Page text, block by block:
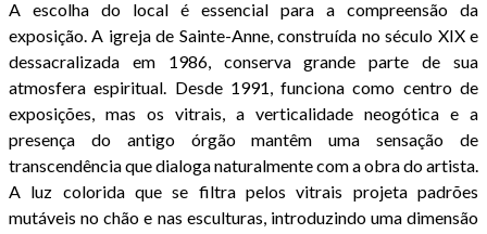
A escolha do local é essencial para a compreensão da
exposição. A igreja de Sainte-Anne, construída no século XIX e
dessacralizada em 1986, conserva grande parte de sua
atmosfera espiritual. Desde 1991, funciona como centro de
exposições, mas os vitrais, a verticalidade neogótica e a
presença do antigo órgão mantêm uma sensação de
transcendência que dialoga naturalmente com a obra do artista.
A luz colorida que se filtra pelos vitrais projeta padrões
mutáveis no chão e nas esculturas, introduzindo uma dimensão